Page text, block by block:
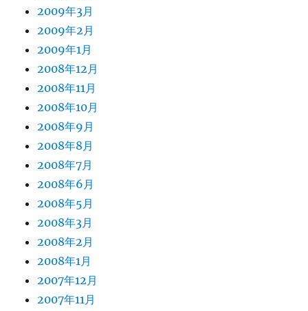
2009年3月
2009年2月
2009年1月
2008年12月
2008年11月
2008年10月
2008年9月
2008年8月
2008年7月
2008年6月
2008年5月
2008年3月
2008年2月
2008年1月
2007年12月
2007年11月